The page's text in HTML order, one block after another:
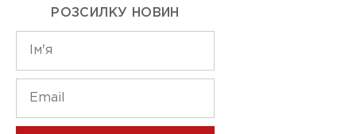
РОЗСИЛКУ НОВИН